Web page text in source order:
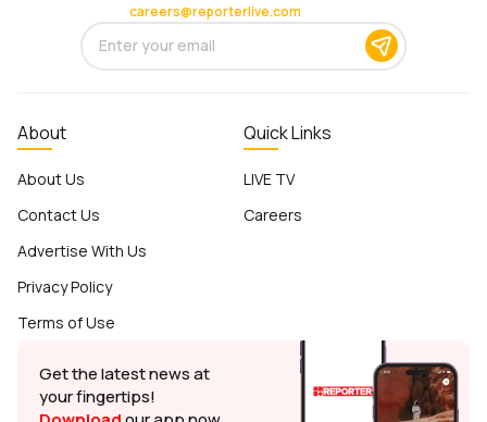
careers@reporterlive.com
About
About Us
Contact Us
Advertise With Us
Privacy Policy
Terms of Use
Quick Links
LIVE TV
Careers
Get the latest news at
your fingertips!